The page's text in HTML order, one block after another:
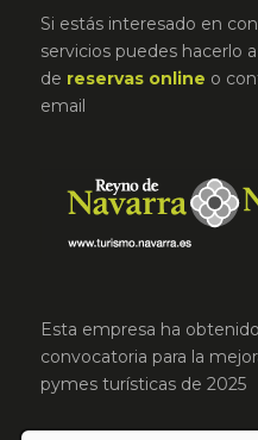
Si estás interesado en
servicios puedes hacerlo
de reservasonline o
email
Esta empresa ha
convocatoria para la
pymes turísticas de 2025